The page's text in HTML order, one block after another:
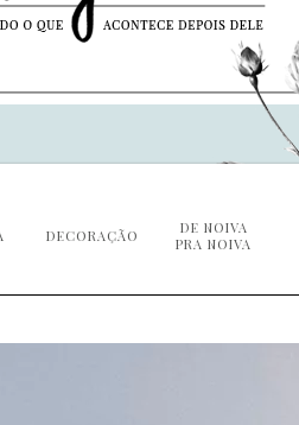
DECORAÇÃO
DE NOIVA
PRA NOIVA